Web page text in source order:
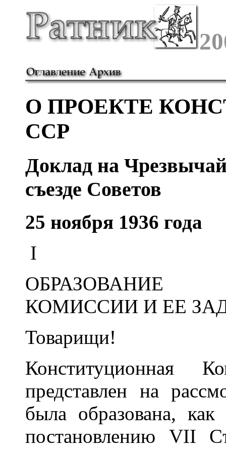
О ПРОЕКТЕ
ССР
Доклад на
съезде Советов
25 ноября 1936 года
I
ОБРАЗОВАНИЕ
КОМИССИИ И ЕЕ
Товарищи!
Конституционная
представлен на
была образована,
постановлению VII